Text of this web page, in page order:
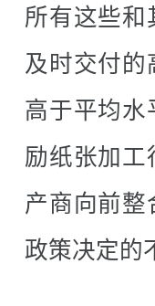
所有这些和
及时交付
高于平均水
励纸张加工
产商向前
政策决定的